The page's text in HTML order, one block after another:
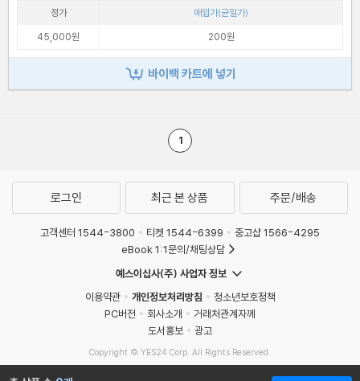
정가
매입가(균일가)
45,000원
200원
바이백 카트에 넣기
1
로그인 최근 본 상품 주문/배송
고객센터 1544-3800 티켓 1544-6399
중고샵 1566-4295
eBook 1:1문의/채팅상담
예스이십사(주) 사업자 정보
이용약관
개인정보처리방침
청소년보호정책
PC버전
회사소개
거래처관계자께
도서홍보
광고
Copyright © YES24 Corp. All Rights Reserved.
MATOM10